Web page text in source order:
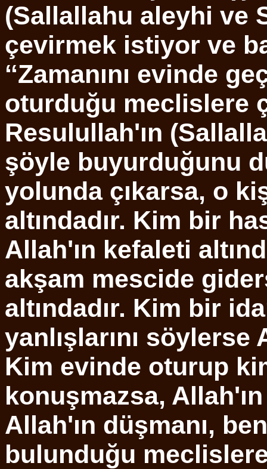
(Sallallahu aleyhi ve
çevirmek istiyor ve
‘‘Zamanını evinde
oturduğu meclislere
Resulullah'ın
şöyle buyurduğunu
yolunda çıkarsa, o
altındadır. Kim bir
Allah'ın kefaleti
akşam mescide
altındadır. Kim bir
yanlışlarını söylerse
Kim evinde oturup
konuşmazsa,
Allah'ın düşmanı,
bulunduğu